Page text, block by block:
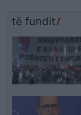
të fundit